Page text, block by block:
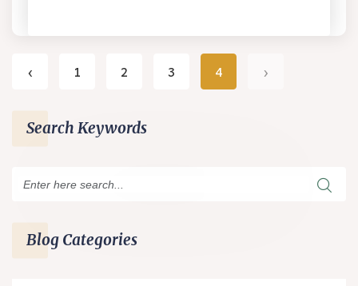
‹ 1 2 3 4 ›
Search Keywords
Blog Categories